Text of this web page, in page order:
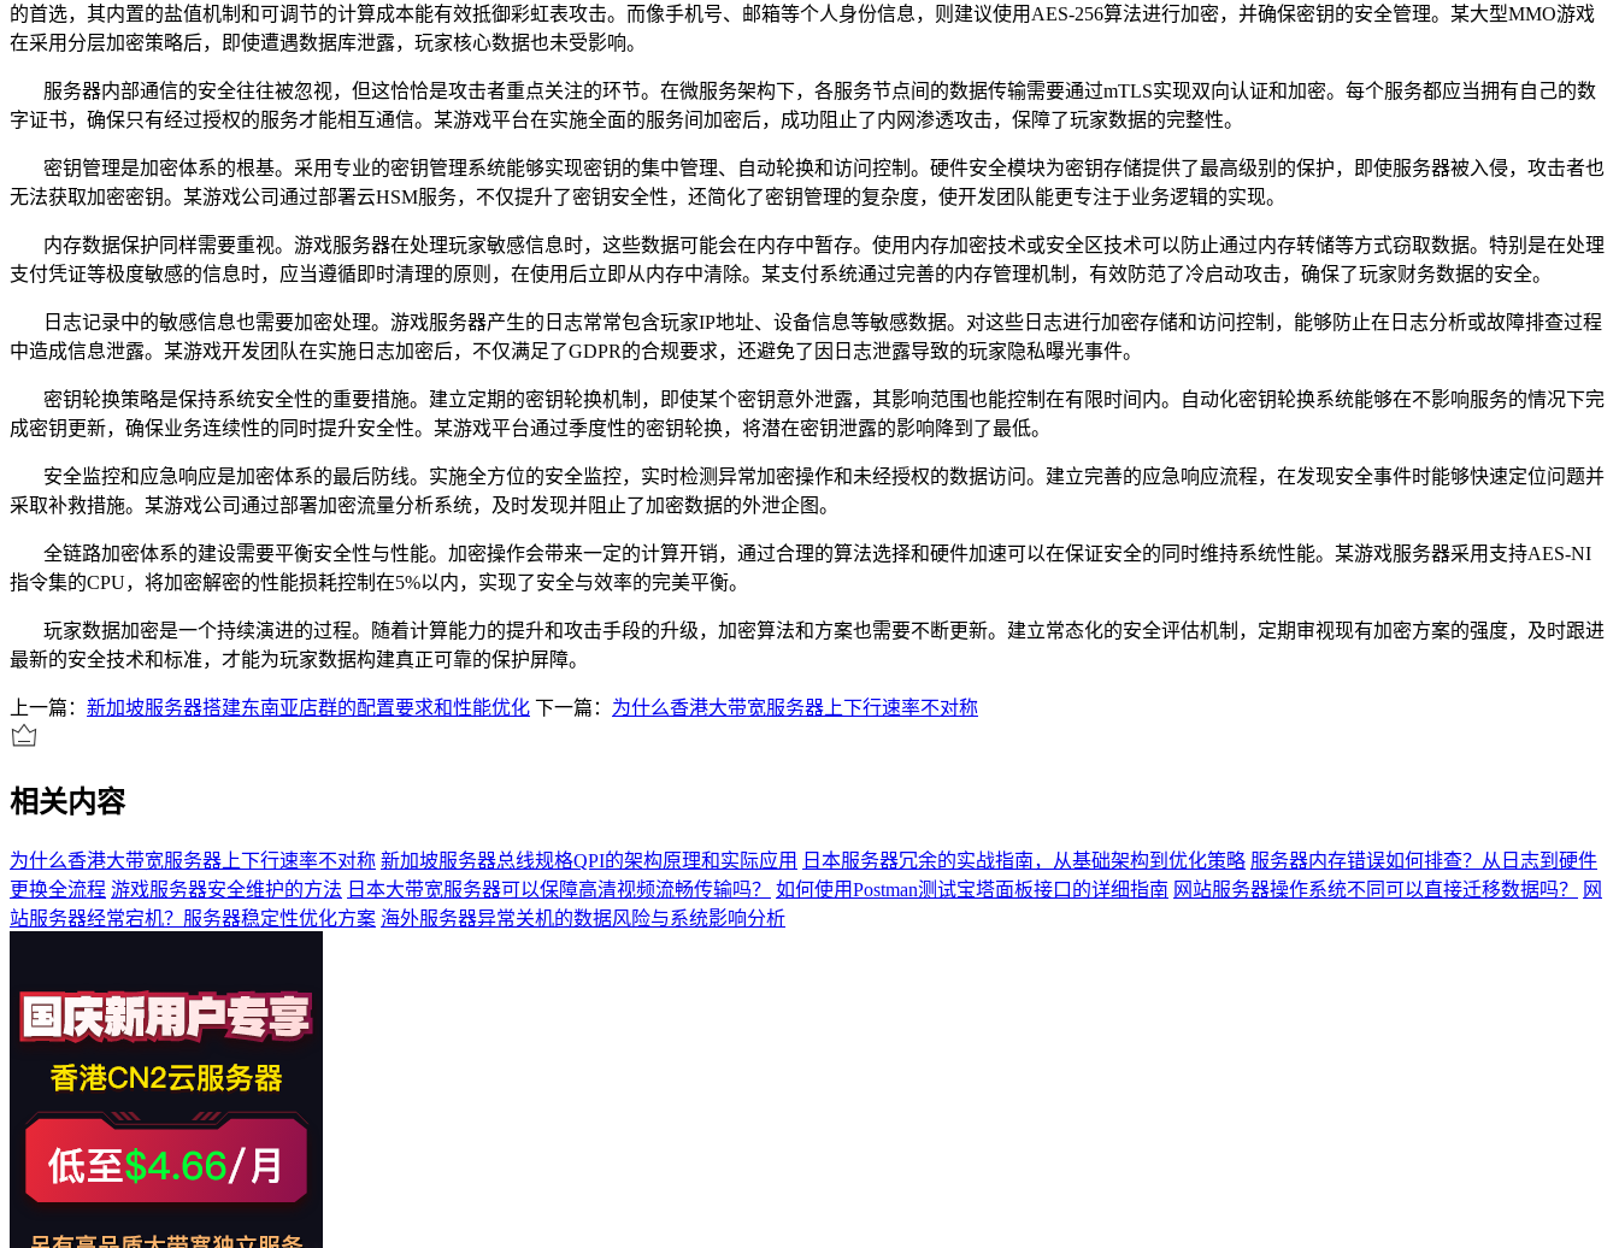
的首选，其内置的盐值机制和可调节的计算成本能有效抵御彩虹表攻击。而像手机号、邮箱等个人身份信息，则建议使用 AES-256算法进行加密，并确保密钥的安全管理。某大型MMO游戏
在采用分层加密策略后，即使遭遇数据库泄露，玩家核心数据也未受影响。
服务器内部通信的安全往往被忽视，但这恰恰是攻击者重点关注的环节。在微服务架构下，各服务节点间的数据传输需要通过mTLS实现双向认证和加密。每个服务都应当拥有自己的数
字证书，确保只有经过授权的服务才能相互通信。某游戏平台在实施全面的服务间加密后，成功阻止了内网渗透攻击，保障了玩家数据的完整性。
密钥管理是加密体系的根基。采用专业的密钥管理系统能够实现密钥的集中管理、自动轮换和访问控制。硬件安全模块为密钥存储提供了最高级别的保护，即使服务器被入侵，攻击者也
无法获取加密密钥。某游戏公司通过部署云HSM服务，不仅提升了密钥安全性，还简化了密钥管理的复杂度，使开发团队能更专注于业务逻辑的实现。
内存数据保护同样需要重视。游戏服务器在处理玩家敏感信息时，这些数据可能会在内存中暂存。使用内存加密技术或安全区技术可以防止通过内存转储等方式窃取数据。特别是在处理
支付凭证等极度敏感的信息时，应当遵循即时清理的原则，在使用后立即从内存中清除。某支付系统通过完善的内存管理机制，有效防范了冷启动攻击，确保了玩家财务数据的安全。
日志记录中的敏感信息也需要加密处理。游戏服务器产生的日志常常包含玩家IP地址、设备信息等敏感数据。对这些日志进行加密存储和访问控制，能够防止在日志分析或故障排查过程
中造成信息泄露。某游戏开发团队在实施日志加密后，不仅满足了GDPR的合规要求，还避免了因日志泄露导致的玩家隐私曝光事件。
密钥轮换策略是保持系统安全性的重要措施。建立定期的密钥轮换机制，即使某个密钥意外泄露，其影响范围也能控制在有限时间内。自动化密钥轮换系统能够在不影响服务的情况下完
成密钥更新，确保业务连续性的同时提升安全性。某游戏平台通过季度性的密钥轮换，将潜在密钥泄露的影响降到了最低。
安全监控和应急响应是加密体系的最后防线。实施全方位的安全监控，实时检测异常加密操作和未经授权的数据访问。建立完善的应急响应流程，在发现安全事件时能够快速定位问题并
采取补救措施。某游戏公司通过部署加密流量分析系统，及时发现并阻止了加密数据的外泄企图。
全链路加密体系的建设需要平衡安全性与性能。加密操作会带来一定的计算开销，通过合理的算法选择和硬件加速可以在保证安全的同时维持系统性能。某游戏服务器采用支持AES-NI
指令集的CPU，将加密解密的性能损耗控制在5%以内，实现了安全与效率的完美平衡。
玩家数据加密是一个持续演进的过程。随着计算能力的提升和攻击手段的升级，加密算法和方案也需要不断更新。建立常态化的安全评估机制，定期审视现有加密方案的强度，及时跟进
最新的安全技术和标准，才能为玩家数据构建真正可靠的保护屏障。
上一篇： 新加坡服务器搭建东南亚店群的配置要求和性能优化 下一篇： 为什么香港大带宽服务器上下行速率不对称
相关内容
为什么香港大带宽服务器上下行速率不对称 新加坡服务器总线规格QPI的架构原理和实际应用 日本服务器冗余的实战指南，从基础架构到优化策略 服务器内存错误如何排查？从日志到硬件
更换全流程 游戏服务器安全维护的方法 日本大带宽服务器可以保障高清视频流畅传输吗？ 如何使用Postman测试宝塔面板接口的详细指南 网站服务器操作系统不同可以直接迁移数据吗？
网
站服务器经常宕机？服务器稳定性优化方案 海外服务器异常关机的数据风险与系统影响分析